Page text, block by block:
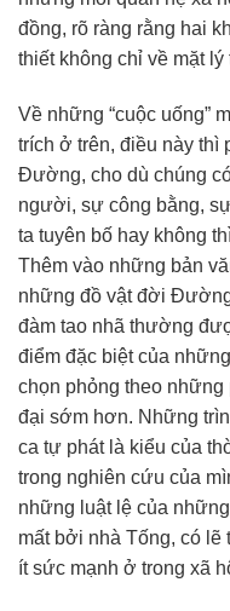
đồng, rõ ràng rằng hai
thiếtkhông chỉ về mặt
Về những “cuộc uống”
trích ở trên, điều này thì
Đường, cho dù chúng
người, sự công bằng,
ta tuyên bố hay không
Thêm vào những bản
những đồ vật đời
đàm tao nhã thường
điểm đặc biệtcủa
chọn phỏng theo
đại sớm hơn. Những
ca tự phát là kiểu của
trong nghiên cứu của
những luật lệ của
mất bởi nhà Tống, có
ítsức mạnh ở trong xã